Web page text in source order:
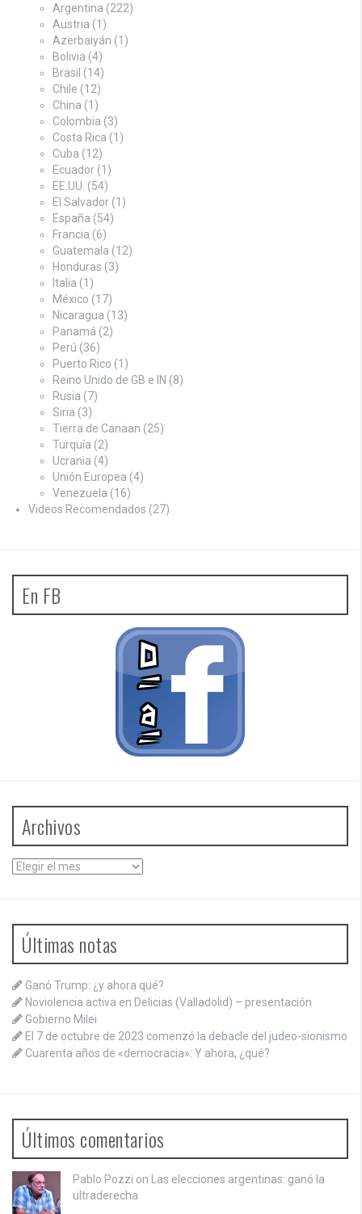
Argentina (222)
Austria (1)
Azerbaiyán (1)
Bolivia (4)
Brasil (14)
Chile (12)
China (1)
Colombia (3)
Costa Rica (1)
Cuba (12)
Ecuador (1)
EE.UU. (54)
El Salvador (1)
España (54)
Francia (6)
Guatemala (12)
Honduras (3)
Italia (1)
México (17)
Nicaragua (13)
Panamá (2)
Perú (36)
Puerto Rico (1)
Reino Unido de GB e IN (8)
Rusia (7)
Siria (3)
Tierra de Canaan (25)
Turquía (2)
Ucrania (4)
Unión Europea (4)
Venezuela (16)
Videos Recomendados (27)
En FB
Archivos
Archivos
Últimas notas
Ganó Trump: ¿y ahora qué?
Noviolencia activa en Delicias (Valladolid) – presentación
Gobierno Milei
El 7 de octubre de 2023 comenzó la debacle del judeo-sionismo
Cuarenta años de «democracia»: Y ahora, ¿qué?
Últimos comentarios
Pablo Pozzi on
Las elecciones argentinas: ganó la
ultraderecha